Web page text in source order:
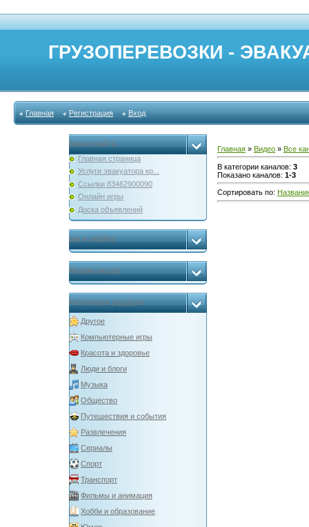
ГРУЗОПЕРЕВОЗКИ -
Главная Регистрация Вход
Меню сайта
Главная страница
Услуги эвакуатора кр...
Ссылки 83462900090
Онлайн игры
Доска объявлений
мы в скайпе
Форма входа
Категории раздела
Другое
Компьютерные игры
Красота и здоровье
Люди и блоги
Музыка
Общество
Путешествия и события
Развлечения
Сериалы
Спорт
Транспорт
Фильмы и анимация
Хобби и образование
Главная » Видео » Все
В категории каналов: 3
Показано каналов: 1-3
Сортировать по: